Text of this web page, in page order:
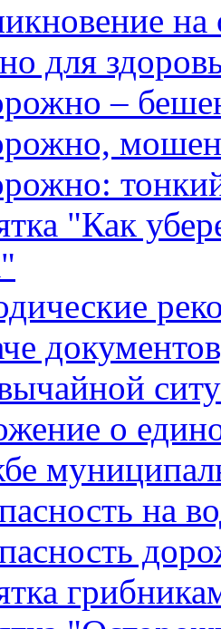
на
для
–
"Как
о
на